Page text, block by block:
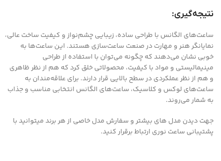
نتیجه‌گیری:
ساعت‌های الگانس با طراحی ساده، زیبایی چشم‌نواز و کیفیت ساخت عالی،
نمایانگر هنر و مهارت در صنعت ساعت‌سازی هستند. این ساعت‌ها به
خوبی نشان می‌دهند که چگونه می‌توان با استفاده از طراحی
مینیمالیستی و مواد با کیفیت، محصولاتی خلق کرد که هم از نظر ظاهری
و هم از نظر عملکردی در سطح بالایی قرار دارند. برای علاقه‌مندان به
ساعت‌های لوکس و کلاسیک، ساعت‌های الگانس انتخابی مناسب و جذاب
به شمار می‌روند.
جهت دیدن مدل های بیشتر و سفارش مدل خاصی از هر برند میتوانید با
پشتیبانی ساعت نوری ارتباط برقرار کنید.